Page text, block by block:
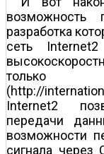
возможность
разработка
сеть
только
(http://
Internet2
передачи
возможности
сигнала через